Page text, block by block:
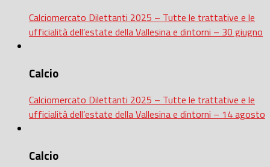
Calciomercato Dilettanti 2025 – Tutte le trattative e le
ufficialità dell’estate della Vallesina e dintorni – 30 giugno
Calcio
Calciomercato Dilettanti 2025 – Tutte le trattative e le
ufficialità dell’estate della Vallesina e dintorni – 14 agosto
Calcio